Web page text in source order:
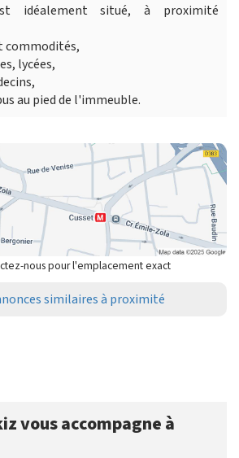
idéalement situé, à proximité
commodités,
lycées,
au pied de l'immeuble.
nous pour l'emplacement exact
similaires à proximité
vous accompagne à